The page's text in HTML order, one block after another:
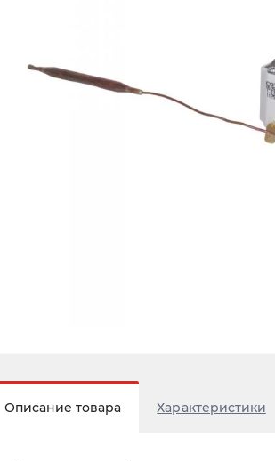
Описание товара Характеристики